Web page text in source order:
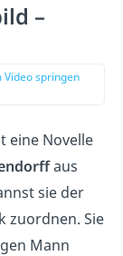
–
Video springen
eine Novelle
aus
sie der
zuordnen. Sie
Mann